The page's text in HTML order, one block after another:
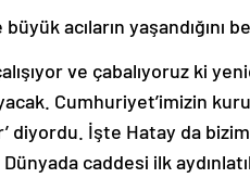
acıların yaşandığını
ve çabalıyoruz ki
Cumhuriyet’imizin
diyordu. İşte Hatay da
caddesi ilk